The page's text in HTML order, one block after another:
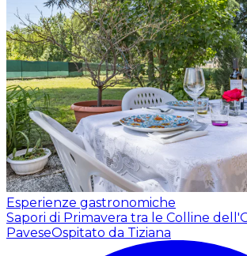
Esperienze gastronomiche
Sapori di Primavera tra le Colline
PaveseOspitato da Tiziana